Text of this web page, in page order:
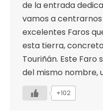
de la entrada
vamos a
excelentes Faros
esta tierra,
Touriñán. Este
del mismo nombre,
+102